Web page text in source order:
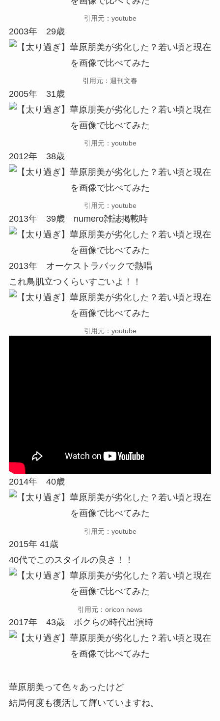
引用元：youtube
2003年 29歳
引用元：週刊文春
2005年 31歳
引用元：youtube
2012年 38歳
引用元：youtube
2013年 39歳 numero雑誌掲載時
2013年 オーケストラバックで熱唱
これ鳥肌立つくらいすごいよ！！
引用元：youtube
2014年 40歳
引用元：youtube
2015年 41歳
40代でこのスタイルの良さ！！
引用元：oricon news
2017年 43歳 ボクらの時代出演時
華原朋美って色々あったけど
結局何度も復活して輝いていますね。